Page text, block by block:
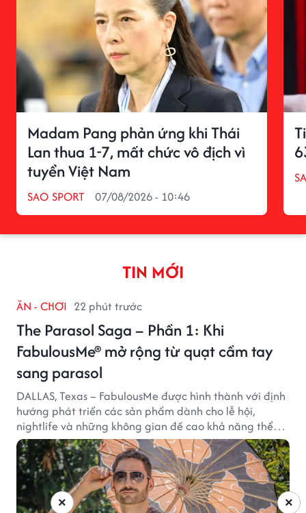
Madam Pang phản ứng khi Thái
Lan thua 1-7, mất chức vô địch vì
tuyển Việt Nam
SAO SPORT 07/08/2026 - 10:46
TIN MỚI
ĂN - CHƠI 22 phút trước
The Parasol Saga – Phần 1: Khi
FabulousMe® mở rộng từ quạt cầm tay
sang parasol
DALLAS, Texas – FabulousMe được hình thành với định
hướng phát triển các sản phẩm dành cho lễ hội,
nightlife và những không gian đề cao khả năng thể
hiện bản thân. Trong quá trình xây dựng thương hiệu,
quạt cầm tay trở thành dòng sản phẩm tạo được
thành công ban đầu, giúp FabulousMe từng bước mở
rộng mức độ hiện diện trên thị trường.
×
×